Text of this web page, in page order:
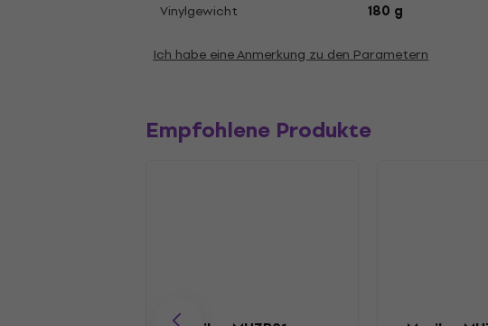
Vinylgewicht 180 g
Ich habe eine Anmerkung zu den Parametern
Empfohlene Produkte